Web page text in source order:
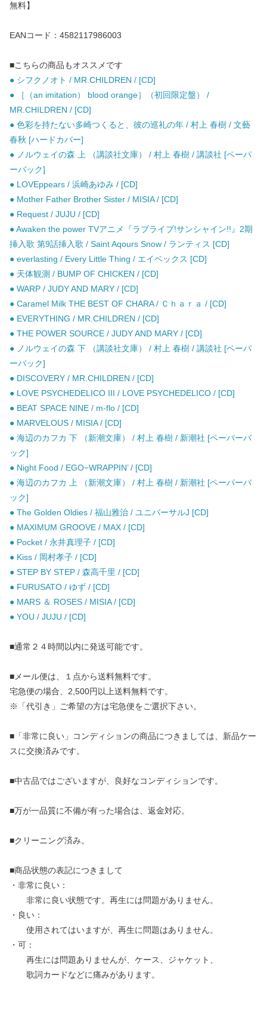
無料】
EANコード：4582117986003
■こちらの商品もオススメです
● シフクノオト / MR.CHILDREN / [CD]
● ［（an imitation） blood orange］（初回限定盤） /
MR.CHILDREN / [CD]
● 色彩を持たない多崎つくると、彼の巡礼の年 / 村上 春樹 / 文藝
春秋 [ハードカバー]
● ノルウェイの森 上 （講談社文庫） / 村上 春樹 / 講談社 [ペーパ
ーバック]
● LOVEppears / 浜崎あゆみ / [CD]
● Mother Father Brother Sister / MISIA / [CD]
● Request / JUJU / [CD]
● Awaken the power TVアニメ『ラブライブ!サンシャイン!!』2期
挿入歌 第9話挿入歌 / Saint Aqours Snow / ランティス [CD]
● everlasting / Every Little Thing / エイベックス [CD]
● 天体観測 / BUMP OF CHICKEN / [CD]
● WARP / JUDY AND MARY / [CD]
● Caramel Milk THE BEST OF CHARA / Ｃｈａｒａ / [CD]
● EVERYTHING / MR.CHILDREN / [CD]
● THE POWER SOURCE / JUDY AND MARY / [CD]
● ノルウェイの森 下 （講談社文庫） / 村上 春樹 / 講談社 [ペーパ
ーバック]
● DISCOVERY / MR.CHILDREN / [CD]
● LOVE PSYCHEDELICO III / LOVE PSYCHEDELICO / [CD]
● BEAT SPACE NINE / m-flo / [CD]
● MARVELOUS / MISIA / [CD]
● 海辺のカフカ 下 （新潮文庫） / 村上 春樹 / 新潮社 [ペーパーバ
ック]
● Night Food / EGO−WRAPPIN’ / [CD]
● 海辺のカフカ 上 （新潮文庫） / 村上 春樹 / 新潮社 [ペーパーバ
ック]
● The Golden Oldies / 福山雅治 / ユニバーサルJ [CD]
● MAXIMUM GROOVE / MAX / [CD]
● Pocket / 永井真理子 / [CD]
● Kiss / 岡村孝子 / [CD]
● STEP BY STEP / 森高千里 / [CD]
● FURUSATO / ゆず / [CD]
● MARS ＆ ROSES / MISIA / [CD]
● YOU / JUJU / [CD]
■通常２４時間以内に発送可能です。
■メール便は、１点から送料無料です。
宅急便の場合、2,500円以上送料無料です。
※「代引き」ご希望の方は宅急便をご選択下さい。
■「非常に良い」コンディションの商品につきましては、新品ケー
スに交換済みです。
■中古品ではございますが、良好なコンディションです。
■万が一品質に不備が有った場合は、返金対応。
■クリーニング済み。
■商品状態の表記につきまして
・非常に良い：
非常に良い状態です。再生には問題がありません。
・良い：
使用されてはいますが、再生に問題はありません。
・可：
再生には問題ありませんが、ケース、ジャケット、
歌詞カードなどに痛みがあります。